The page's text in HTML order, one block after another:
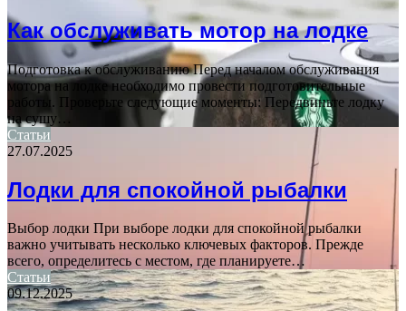
Как обслуживать мотор на лодке
Подготовка к обслуживанию Перед началом обслуживания
мотора на лодке необходимо провести подготовительные
работы. Проверьте следующие моменты: Передвиньте лодку
на сушу…
Статьи
27.07.2025
Лодки для спокойной рыбалки
Выбор лодки При выборе лодки для спокойной рыбалки
важно учитывать несколько ключевых факторов. Прежде
всего, определитесь с местом, где планируете…
Статьи
09.12.2025